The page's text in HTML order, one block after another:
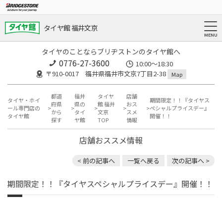
タイヤ館 福井文京
タイヤのことならブリヂストンのタイヤ館へ
0776-27-3600
10:00～18:30
〒910-0017 福井県福井市文京7丁目2-38
Map
タイヤ・ホイ
ール専門店の
タイヤ館
都道
府県
から
探す
福井
県の
タイ
ヤ館
タイヤ
館 福井
文京
TOP
店舗
おス
スメ
情報
期間限定！！『タイヤス
ペシャルプライスデー』
開催！！
店舗おススメ情報
< 前の記事へ 一覧へ戻る 次の記事へ >
期間限定！！『タイヤスペシャルプライスデー』開催！！